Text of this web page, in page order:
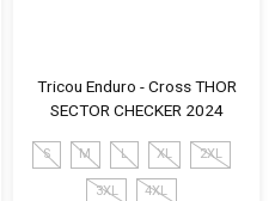
Tricou Enduro - Cross THOR
SECTOR CHECKER 2024
S M L XL 2XL
3XL 4XL